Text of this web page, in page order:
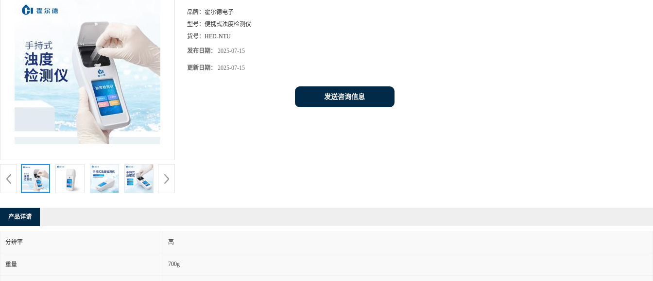
品牌： 霍尔德电子
型号： 便携式浊度检测仪
货号： HED-NTU
发布日期： 2025-07-15
更新日期： 2025-07-15
发送咨询信息
产品详请
分辨率 高
重量 700g